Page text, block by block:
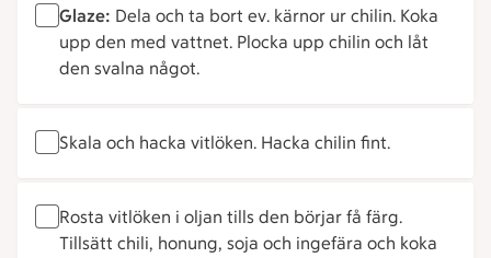
Glaze: Dela och ta bort ev. kärnor ur chilin. Koka
upp den med vattnet. Plocka upp chilin och låt
den svalna något.
Skala och hacka vitlöken. Hacka chilin fint.
Rosta vitlöken i oljan tills den börjar få färg.
Tillsätt chili, honung, soja och ingefära och koka